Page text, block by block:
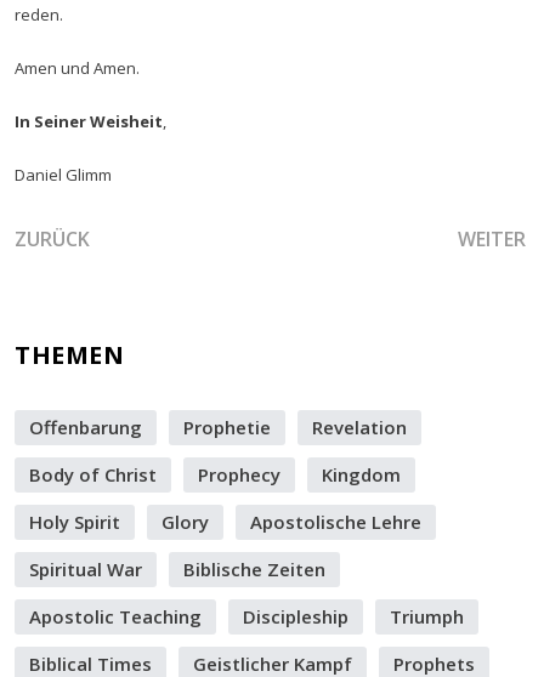
reden.
Amen und Amen.
In Seiner Weisheit,
Daniel Glimm
VORHERIGER BEITRAG: DIE KRAFT DES ZEUGNISSES
ZURÜCK WEITER
THEMEN
Offenbarung Prophetie
Revelation
Body of Christ
Prophecy
Kingdom
Holy Spirit
Glory
Apostolische Lehre
Spiritual War
Biblische Zeiten
Apostolic Teaching
Discipleship
Triumph
Biblical Times
Geistlicher Kampf
Prophets